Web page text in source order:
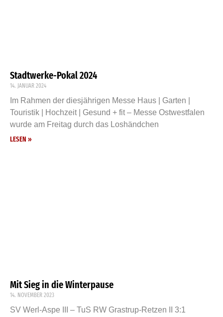
Stadtwerke-Pokal 2024
14. JANUAR 2024
Im Rahmen der diesjährigen Messe Haus | Garten |
Touristik | Hochzeit | Gesund + fit – Messe Ostwestfalen
wurde am Freitag durch das Loshändchen
LESEN »
Mit Sieg in die Winterpause
14. NOVEMBER 2023
SV Werl-Aspe III – TuS RW Grastrup-Retzen II 3:1